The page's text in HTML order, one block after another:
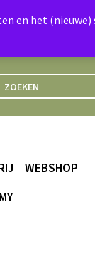
WEBSHOP
en het